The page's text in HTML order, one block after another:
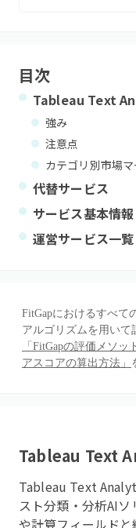
目次
Tableau Text
強み
注意点
カテゴリ別市場
代替サービス
サービス基本情報
運営サービス一覧
FitGapにおけるすべて
アルゴリズムを用いて
「FitGapの評価メソッ
アスコアの算出方法」
Tableau Text
Tableau Text
スト分類・分析AI
や計算フィールド